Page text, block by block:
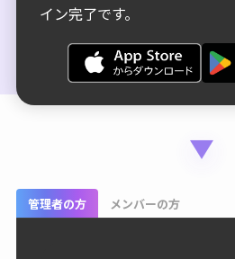
イン完了です。
管理者の方 メンバーの方